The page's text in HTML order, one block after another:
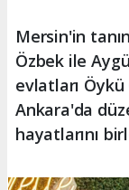
Mersin'in
Özbek ile
evlatları
Ankara'da
hayatlarını